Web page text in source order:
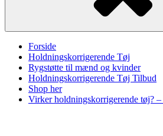
Forside
Holdningskorrigerende Tøj
Rygstøtte til mænd og kvinder
Holdningskorrigerende Tøj Tilbud
Shop her
Virker holdningskorrigerende tøj?